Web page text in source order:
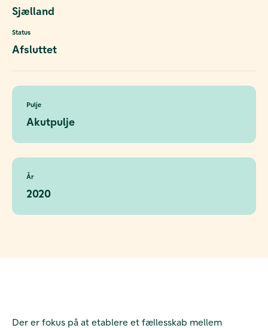
Sjælland
Status
Afsluttet
Pulje
Akutpulje
År
2020
Der er fokus på at etablere et fællesskab mellem